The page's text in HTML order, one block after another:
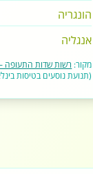
הונגריה
אנגליה
מקור: רשות שדות התעופה – דו"ח שנתי 2025,
(תנועת נוסעים בטיסות